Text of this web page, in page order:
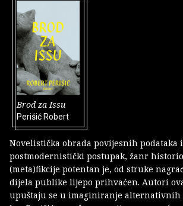
Brod za Issu
Perišić Robert
Novelistička obrada povijesnih podataka
postmodernistički postupak, žanr
(meta)fikcije potentan je, od struke
dijela publike lijepo prihvaćen. Autori
upuštaju se u imaginiranje alternativnih